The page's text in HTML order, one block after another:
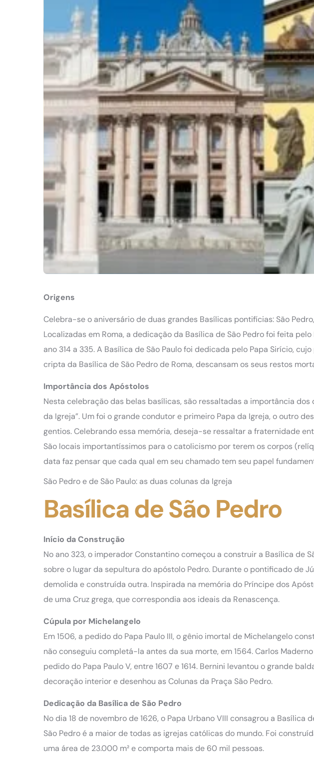
Origens
Celebra-se o aniversário de duas grandes Basílicas pontifícias: São
Localizadas em Roma, a dedicação da Basílica de São Pedro foi feita
ano 314 a 335. A Basílica de São Paulo foi dedicada pelo Papa Sirício,
cripta da Basílica de São Pedro de Roma, descansam os seus restos
Importância dos Apóstolos
Nesta celebração das belas basílicas, são ressaltadas a importância dos
da Igreja”. Um foi o grande condutor e primeiro Papa da Igreja, o outro
gentios. Celebrando essa memória, deseja-se ressaltar a fraternidade
São locais importantíssimos para o catolicismo por terem os corpos
data faz pensar que cada qual em seu chamado tem seu papel
São Pedro e de São Paulo: as duas colunas da Igreja
Basílica de São Pedro
Início da Construção
No ano 323, o imperador Constantino começou a construir a Basílica de
sobre o lugar da sepultura do apóstolo Pedro. Durante o pontificado de
demolida e construída outra. Inspirada na memória do Príncipe dos
de uma Cruz grega, que correspondia aos ideais da Renascença.
Cúpula por Michelangelo
Em 1506, a pedido do Papa Paulo III, o gênio imortal de Michelangelo
não conseguiu completá-la antes da sua morte, em 1564. Carlos
pedido do Papa Paulo V, entre 1607 e 1614. Bernini levantou o grande
decoração interior e desenhou as Colunas da Praça São Pedro.
Dedicação da Basílica de São Pedro
No dia 18 de novembro de 1626, o Papa Urbano VIII consagrou a Basílica
São Pedro é a maior de todas as igrejas católicas do mundo. Foi
uma área de 23.000 m² e comporta mais de 60 mil pessoas.